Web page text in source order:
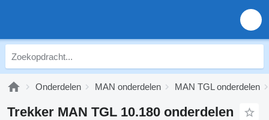
Onderdelen MAN onderdelen MAN TGL onderdelen
Trekker MAN TGL 10.180 onderdelen